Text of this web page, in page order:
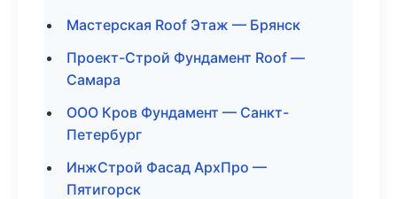
Мастерская Roof Этаж — Брянск
Проект-Строй Фундамент Roof —
Самара
ООО Кров Фундамент — Санкт-
Петербург
ИнжСтрой Фасад АрхПро —
Пятигорск